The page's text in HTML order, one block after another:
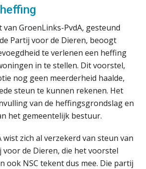
van GroenLinks-PvdA, gesteund
Partij voor de Dieren, beoogt
te verlenen een heffing
in te stellen. Dit voorstel,
nog geen meerderheid haalde,
steun te kunnen rekenen. Het
van de heffingsgrondslag en
het gemeentelijk bestuur.
wist zich al verzekerd van steun van
voor de Dieren, die het voorstel
ook NSC tekent dus mee. Die partij
Informer Money genomineerd voor
België
Wwft-compliance in 2026: doen we
het beter dan vorig jaar?
ICT & AI | Volledig automatische
factuurverwerking: zo kom je er
Hierom zijn webshopondernemers
extra kwetsbaar voor
boekhoudfouten
Blog | Aandachtspunten bij de
transitie in verband met de Wet
toekomst pensioenen voor de
werkgever